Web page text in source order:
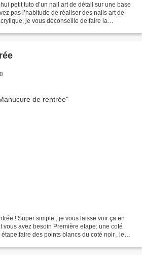
petit tuto d’un nail art de détail sur une base
pas l’habitude de réaliser des nails art de
je vous déconseille de faire la
! Super simple , je vous laisse voir ça en
vous avez besoin Première etape: une coté
des points blancs du coté noir , le